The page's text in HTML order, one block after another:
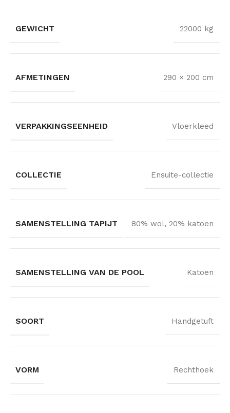
GEWICHT 22000 kg
AFMETINGEN 290 × 200 cm
VERPAKKINGSEENHEID Vloerkleed
COLLECTIE Ensuite-collectie
SAMENSTELLING TAPIJT 80% wol, 20% katoen
SAMENSTELLING VAN DE POOL Katoen
SOORT Handgetuft
VORM Rechthoek